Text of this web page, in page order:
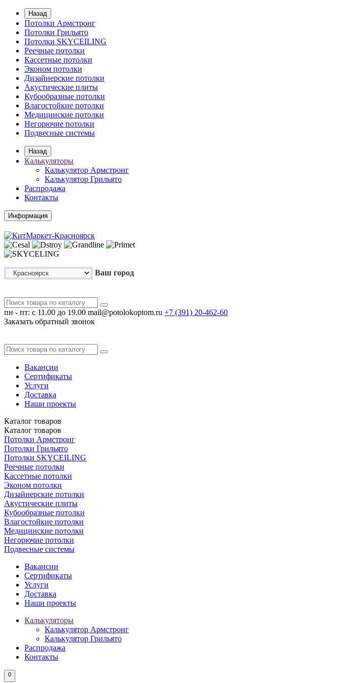
Назад
Потолки Армстронг
Потолки Грильято
Потолки SKYCEILING
Реечные потолки
Кассетные потолки
Эконом потолки
Дизайнерские потолки
Акустические плиты
Кубообразные потолки
Влагостойкие потолки
Медицинские потолки
Негорючие потолки
Подвесные системы
Назад
Калькуляторы
Калькулятор Армстронг
Калькулятор Грильято
Распродажа
Контакты
Информация
Ваш город
пн - пт: с 11.00 до 19.00 mail@potolokoptom.ru +7 (391) 20-462-60
Заказать обратный звонок
Вакансии
Сертификаты
Услуги
Доставка
Наши проекты
Каталог товаров
Каталог товаров
Потолки Армстронг
Потолки Грильято
Потолки SKYCEILING
Реечные потолки
Кассетные потолки
Эконом потолки
Дизайнерские потолки
Акустические плиты
Кубообразные потолки
Влагостойкие потолки
Медицинские потолки
Негорючие потолки
Подвесные системы
Вакансии
Сертификаты
Услуги
Доставка
Наши проекты
Калькуляторы
Калькулятор Армстронг
Калькулятор Грильято
Распродажа
Контакты
0